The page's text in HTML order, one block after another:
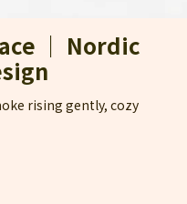
｜ Nordic
rising gently, cozy